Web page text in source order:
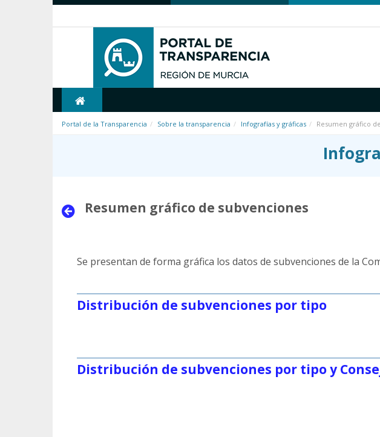
Saltar al contenido
Portal de la Transparencia Sobre la transparencia Infografías y gráficas Resumen gráfico
Resumen gráfico de subvenciones
Se presentan de forma gráfica los datos de subvenciones de la
Distribución de subvenciones por tipo
Distribución de subvenciones por tipo y